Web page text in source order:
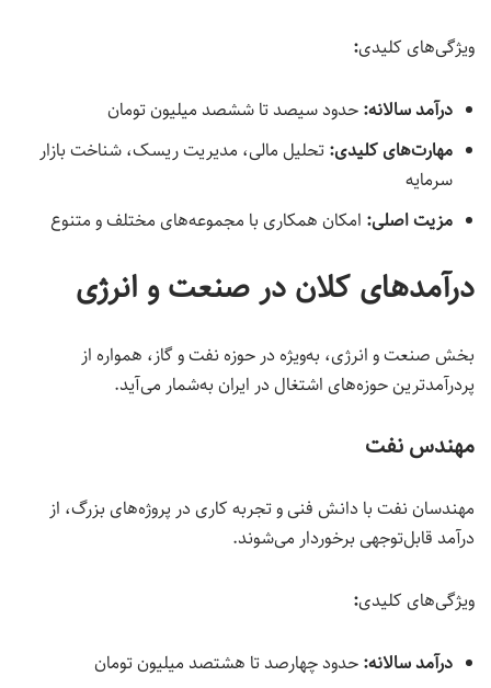
ویژگی‌های کلیدی:
درآمد سالانه: حدود سیصد تا ششصد میلیون تومان
مهارت‌های کلیدی: تحلیل مالی، مدیریت ریسک، شناخت بازار
سرمایه
مزیت اصلی: امکان همکاری با مجموعه‌های مختلف و متنوع
درآمدهای کلان در صنعت و انرژی
بخش صنعت و انرژی، به‌ویژه در حوزه نفت و گاز، همواره از
پردرآمدترین حوزه‌های اشتغال در ایران به‌شمار می‌آید.
مهندس نفت
مهندسان نفت با دانش فنی و تجربه کاری در پروژه‌های بزرگ، از
درآمد قابل‌توجهی برخوردار می‌شوند.
ویژگی‌های کلیدی:
درآمد سالانه: حدود چهارصد تا هشتصد میلیون تومان